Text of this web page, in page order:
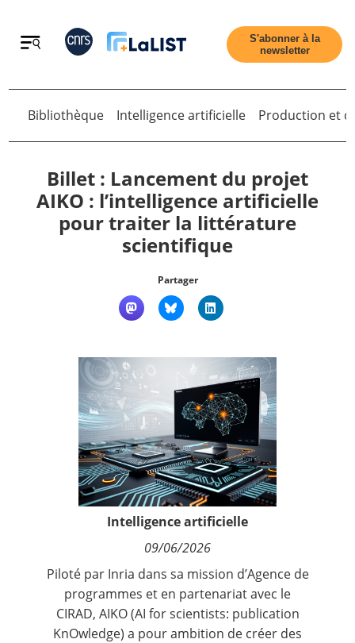
Retour
Qui sommes nous ?
Nous suivre
S'abonner à la
newsletter
Retour
Bibliothèque Intelligence artificielle Production et
Billet : Lancement du projet
AIKO : l’intelligence artificielle
pour traiter la littérature
scientifique
Partager
Intelligence artificielle
09/06/2026
Piloté par Inria dans sa mission d’Agence de
programmes et en partenariat avec le
CIRAD, AIKO (AI for scientists: publication
KnOwledge) a pour ambition de créer des